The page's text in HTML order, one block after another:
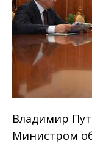
Владимир
Министром